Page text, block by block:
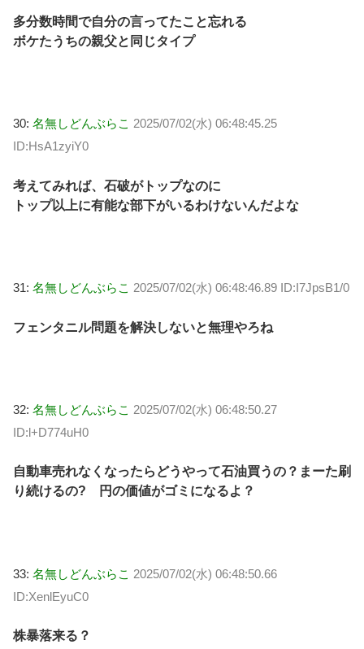
多分数時間で自分の言ってたこと忘れる
ボケたうちの親父と同じタイプ
30: 名無しどんぶらこ 2025/07/02(水) 06:48:45.25
ID:HsA1zyiY0
考えてみれば、石破がトップなのに
トップ以上に有能な部下がいるわけないんだよな
31: 名無しどんぶらこ 2025/07/02(水) 06:48:46.89 ID:I7JpsB1/0
フェンタニル問題を解決しないと無理やろね
32: 名無しどんぶらこ 2025/07/02(水) 06:48:50.27
ID:l+D774uH0
自動車売れなくなったらどうやって石油買うの？まーた刷
り続けるの? 円の価値がゴミになるよ？
33: 名無しどんぶらこ 2025/07/02(水) 06:48:50.66
ID:XenlEyuC0
株暴落来る？